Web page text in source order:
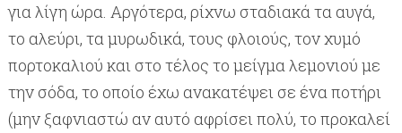
για λίγη ώρα. Αργότερα, ρίχνω σταδιακά τα αυγά,
το αλεύρι, τα μυρωδικά, τους φλοιούς, τον χυμό
πορτοκαλιού και στο τέλος το μείγμα λεμονιού με
την σόδα, το οποίο έχω ανακατέψει σε ένα ποτήρι
(μην ξαφνιαστώ αν αυτό αφρίσει πολύ, το προκαλεί